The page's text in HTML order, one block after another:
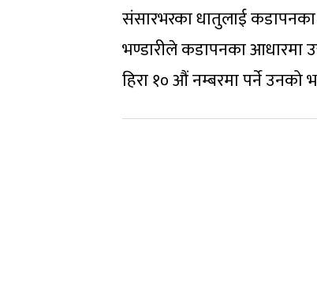
संसारभरका धातुलाई कडापनका
भण्डारीले कडापनका आधारमा
हिरा १० औं नम्बरमा पर्ने उनको